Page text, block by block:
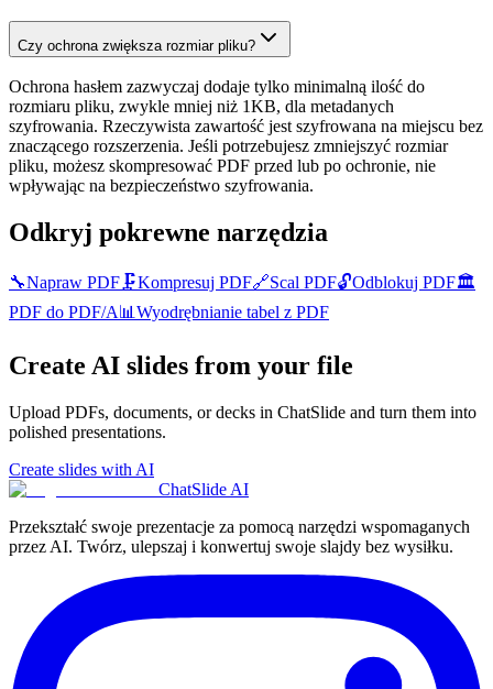
Czy ochrona zwiększa rozmiar pliku?
Ochrona hasłem zazwyczaj dodaje tylko minimalną ilość do
rozmiaru pliku, zwykle mniej niż 1KB, dla metadanych
szyfrowania. Rzeczywista zawartość jest szyfrowana na miejscu bez
znaczącego rozszerzenia. Jeśli potrzebujesz zmniejszyć rozmiar
pliku, możesz skompresować PDF przed lub po ochronie, nie
wpływając na bezpieczeństwo szyfrowania.
Odkryj pokrewne narzędzia
🔧Napraw PDF🗜️Kompresuj PDF🔗Scal PDF🔓Odblokuj PDF🏛️
PDF do PDF/A📊 Wyodrębnianie tabel z PDF
Create AI slides from your file
Upload PDFs, documents, or decks in ChatSlide and turn them into
polished presentations.
Create slides with AI
ChatSlide AI
Przekształć swoje prezentacje za pomocą narzędzi wspomaganych
przez AI. Twórz, ulepszaj i konwertuj swoje slajdy bez wysiłku.